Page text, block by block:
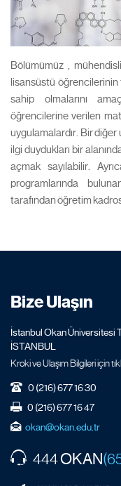
Bölümümüz ,
lisansüstü öğrencilerinin
sahip olmalarını
öğrencilerine verilen
uygulamalardır. Bir
ilgi duydukları bir
açmak sayılabilir.
programlarında
tarafından öğretim
Bize Ulaşın
İstanbul Okan Üniversitesi
İSTANBUL
Kroki ve Ulaşım Bilgileri için
0 (216) 677 16 30
0 (216) 677 16 47
okan@okan.edu.tr
444OKAN